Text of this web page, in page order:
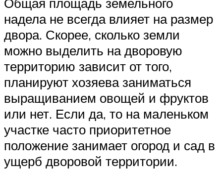
надела не всегда влияет на размер
двора. Скорее, сколько земли
можно выделить на дворовую
территорию зависит от того,
планируют хозяева заниматься
выращиванием овощей и фруктов
или нет. Если да, то на маленьком
участке часто приоритетное
положение занимает огород и сад в
ущерб дворовой территории.